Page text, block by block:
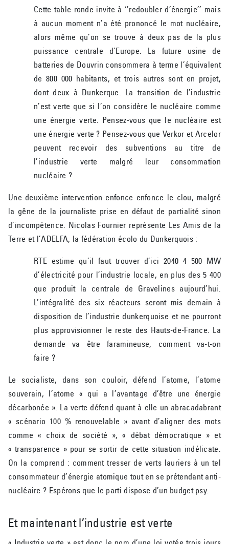
Cette table-ronde invite à ‘’redoubler d’énergie’’ mais
à aucun moment n’a été prononcé le mot nucléaire,
alors même qu’on se trouve à deux pas de la plus
puissance centrale d’Europe. La future usine de
batteries de Douvrin consommera à terme l’équivalent
de 800 000 habitants, et trois autres sont en projet,
dont deux à Dunkerque. La transition de l’industrie
n’est verte que si l’on considère le nucléaire comme
une énergie verte. Pensez-vous que le nucléaire est
une énergie verte ? Pensez-vous que Verkor et Arcelor
peuvent recevoir des subventions au titre de
l’industrie verte malgré leur consommation
nucléaire ?
Une deuxième intervention enfonce enfonce le clou, malgré
la gêne de la journaliste prise en défaut de partialité sinon
d’incompétence. Nicolas Fournier représente Les Amis de la
Terre et l’ADELFA, la fédération écolo du Dunkerquois :
RTE estime qu’il faut trouver d’ici 2040 4 500 MW
d’électricité pour l’industrie locale, en plus des 5 400
que produit la centrale de Gravelines aujourd’hui.
L’intégralité des six réacteurs seront mis demain à
disposition de l’industrie dunkerquoise et ne pourront
plus approvisionner le reste des Hauts-de-France. La
demande va être faramineuse, comment va-t-on
faire ?
Le socialiste, dans son couloir, défend l’atome, l’atome
souverain, l’atome « qui a l’avantage d’être une énergie
décarbonée ». La verte défend quant à elle un abracadabrant
« scénario 100 % renouvelable » avant d’aligner des mots
comme « choix de société », « débat démocratique » et
« transparence » pour se sortir de cette situation indélicate.
On la comprend : comment tresser de verts lauriers à un tel
consommateur d’énergie atomique tout en se prétendant anti-
nucléaire ? Espérons que le parti dispose d’un budget psy.
Et maintenant l’industrie est verte